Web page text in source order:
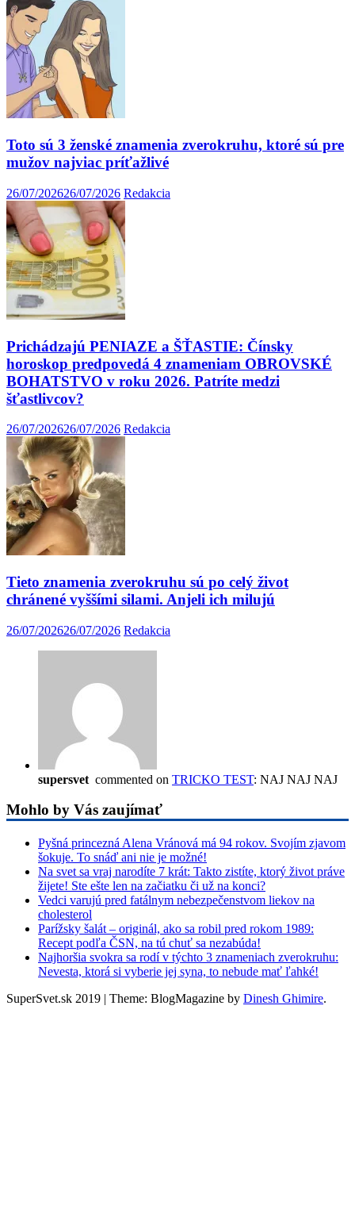
Toto sú 3 ženské znamenia zverokruhu, ktoré sú pre
mužov najviac príťažlivé
26/07/202626/07/2026 Redakcia
Prichádzajú PENIAZE a ŠŤASTIE: Čínsky
horoskop predpovedá 4 znameniam OBROVSKÉ
BOHATSTVO v roku 2026. Patríte medzi
šťastlivcov?
26/07/202626/07/2026 Redakcia
Tieto znamenia zverokruhu sú po celý život
chránené vyššími silami. Anjeli ich milujú
26/07/202626/07/2026 Redakcia
supersvet commented on TRICKO TEST: NAJ NAJ NAJ
Mohlo by Vás zaujímať
Pyšná princezná Alena Vránová má 94 rokov. Svojím zjavom
šokuje. To snáď ani nie je možné!
Na svet sa vraj narodíte 7 krát: Takto zistíte, ktorý život práve
žijete! Ste ešte len na začiatku či už na konci?
Vedci varujú pred fatálnym nebezpečenstvom liekov na
cholesterol
Parížsky šalát – originál, ako sa robil pred rokom 1989:
Recept podľa ČSN, na tú chuť sa nezabúda!
Najhoršia svokra sa rodí v týchto 3 znameniach zverokruhu:
Nevesta, ktorá si vyberie jej syna, to nebude mať ľahké!
SuperSvet.sk 2019 | Theme: BlogMagazine by Dinesh Ghimire.